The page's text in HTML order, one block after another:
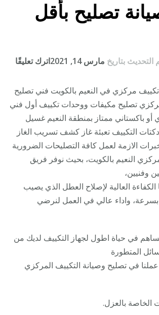
تصليح بأقل
التحديث بتاريخ مارس 14, 2021 اترك تعليقًا
/
سعر
مركزي في النعيم بالكويت فني تصليح
تصليح مكيفات ووحدات تكييف أول فني
باكستاني ممتاز بمنطقة النعيم غسيل
التكييف تعبئة غاز كشف تسريب الغاز
الازمة لعمل كافة التصليحات الضرورية
النعيم بالكويت، بحيث نوفر فريق
وفنيين،
الكفاءة العالية لإصلاح العطل الذي يصيب
بسرعة، واداء عالي في العمل لنرضي
في حياة اطول لجهاز التكييف لديك من
المتطورة
في تصليح وصيانة التكييف المركزي
الخاصة بالعزل.